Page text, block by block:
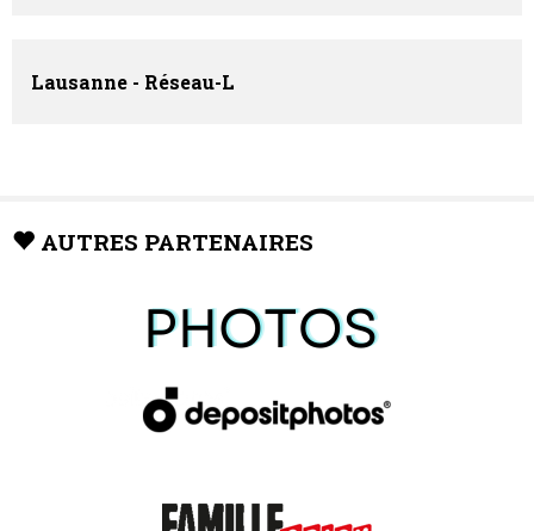
Lausanne - Réseau-L
AUTRES PARTENAIRES